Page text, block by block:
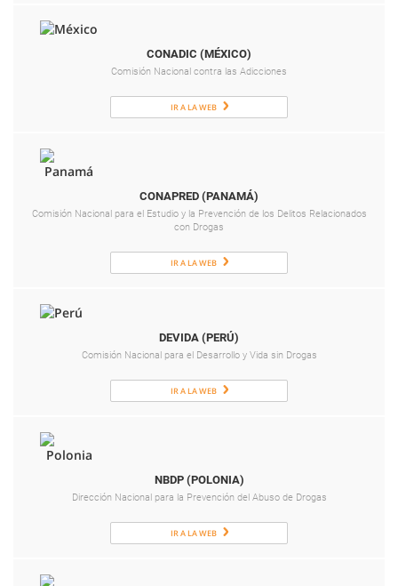
CONADIC (MÉXICO)
Comisión Nacional contra las Adicciones
IR A LA WEB
CONAPRED (PANAMÁ)
Comisión Nacional para el Estudio y la Prevención de los Delitos Relacionados
con Drogas
IR A LA WEB
DEVIDA (PERÚ)
Comisión Nacional para el Desarrollo y Vida sin Drogas
IR A LA WEB
NBDP (POLONIA)
Dirección Nacional para la Prevención del Abuso de Drogas
IR A LA WEB